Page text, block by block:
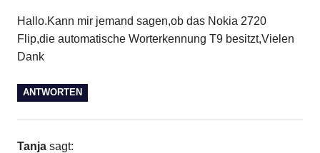
Hallo.Kann mir jemand sagen,ob das Nokia 2720
Flip,die automatische Worterkennung T9 besitzt,Vielen
Dank
ANTWORTEN
Tanja sagt: